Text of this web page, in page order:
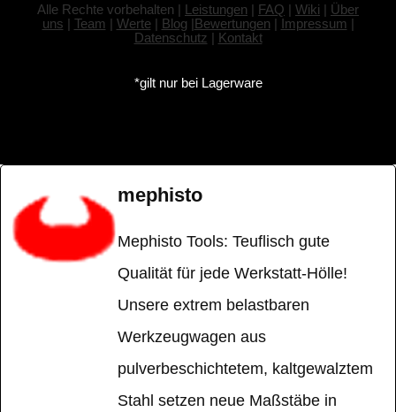
Alle Rechte vorbehalten | Leistungen | FAQ | Wiki | Über
uns | Team | Werte| Blog |Bewertungen | Impressum |
Datenschutz | Kontakt
*gilt nur bei Lagerware
mephisto
Mephisto Tools: Teuflisch gute
Qualität für jede Werkstatt-Hölle!
Unsere extrem belastbaren
Werkzeugwagen aus
pulverbeschichtetem, kaltgewalztem
Stahl setzen neue Maßstäbe in